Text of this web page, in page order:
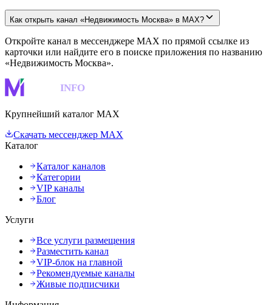
Как открыть канал «Недвижимость Москва» в MAX?
Откройте канал в мессенджере MAX по прямой ссылке из
карточки или найдите его в поиске приложения по названию
«Недвижимость Москва».
INFO
Крупнейший каталог MAX
Скачать мессенджер MAX
Каталог
Каталог каналов
Категории
VIP каналы
Блог
Услуги
Все услуги размещения
Разместить канал
VIP-блок на главной
Рекомендуемые каналы
Живые подписчики